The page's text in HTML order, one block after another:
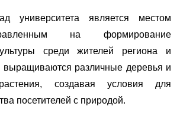
университета является местом
на формирование
среди жителей региона и
выращиваются различные деревья и
создавая условия для
посетителей с природой.